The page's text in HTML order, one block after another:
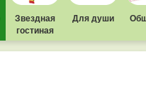
Звездная
гостиная
Для души